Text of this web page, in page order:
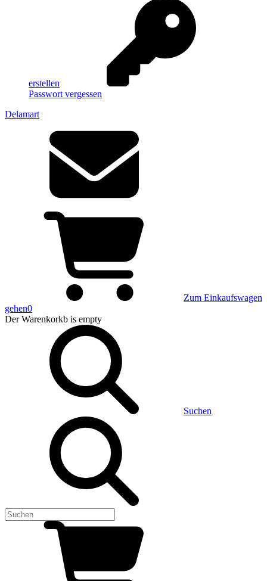
erstellen
Passwort vergessen
Delamart
Zum Einkaufswagen
gehen0
Der Warenkorkb is empty
Suchen